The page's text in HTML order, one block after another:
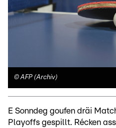
©AFP (Archiv)
E Sonndeg goufen dräi
Playoffs gespillt. Récken